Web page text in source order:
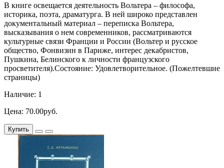
В книге освещается деятельность Вольтера – философа,
историка, поэта, драматурга. В ней широко представлен
документальный материал – переписка Вольтера,
высказывания о нем современников, рассматриваются
культурные связи Франции и России (Вольтер и русское
общество, Фонвизин в Париже, интерес декабристов,
Пушкина, Белинского к личности французского
просветителя).Состояние: Удовлетворительное. (Пожелтевшие
страницы)
Наличие: 1
Цена: 70.00руб.
Купить